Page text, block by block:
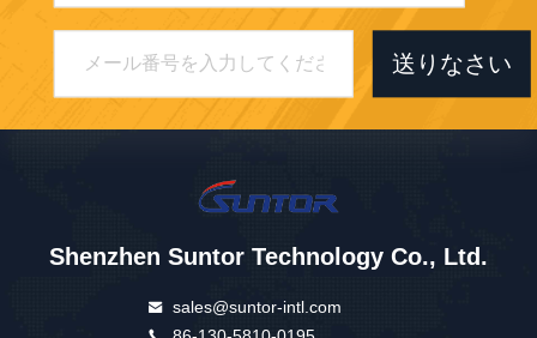
送りなさい
Shenzhen Suntor Technology Co., Ltd.
sales@suntor-intl.com